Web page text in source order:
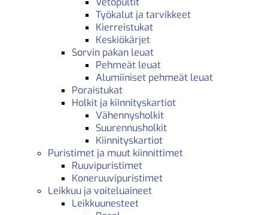
Työkalut ja tarvikkeet
Kierreistukat
Keskiökärjet
Sorvin pakan leuat
Pehmeät leuat
Alumiiniset pehmeät leuat
Poraistukat
Holkit ja kiinnityskartiot
Vähennysholkit
Suurennusholkit
Kiinnityskartiot
Puristimet ja muut kiinnittimet
Ruuvipuristimet
Koneruuvipuristimet
Leikkuu ja voiteluaineet
Leikkuunesteet